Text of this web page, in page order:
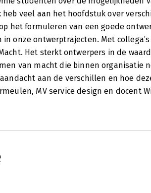
heb veel aan het hoofdstuk over
het formuleren van een goede
onze ontwerptrajecten. Met
Het sterkt ontwerpers in de
van macht die binnen organisatie
aan de verschillen en hoe
MV service design en docent